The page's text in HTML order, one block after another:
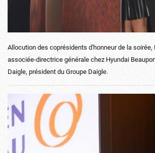
Allocution des coprésidents d'honneur de la soirée,
associée-directrice générale chez Hyundai
Daigle, président du Groupe Daigle.